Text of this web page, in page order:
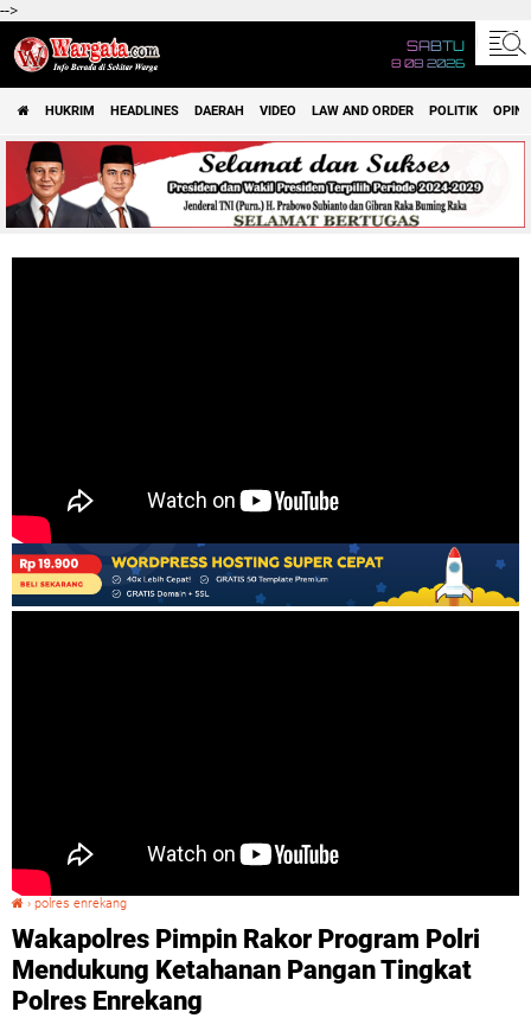
-->
SABTU
8 08 2026
HUKRIM HEADLINES DAERAH VIDEO LAW AND ORDER POLITIK OPINI
› polres enrekang
Wakapolres Pimpin Rakor Program Polri
Mendukung Ketahanan Pangan Tingkat
Polres Enrekang